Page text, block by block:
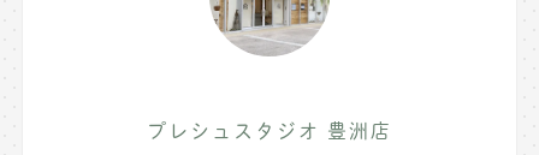
プレシュスタジオ 豊洲店